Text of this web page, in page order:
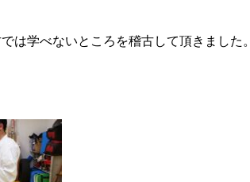
は学べないところを稽古して頂きました。